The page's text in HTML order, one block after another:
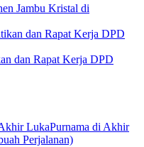
Jambu Kristal di
dan Rapat Kerja DPD
Purnama di Akhir
Perjalanan)